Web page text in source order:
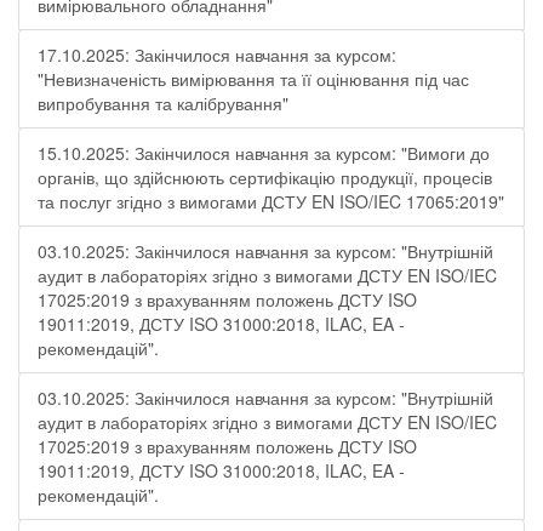
вимірювального обладнання"
17.10.2025: Закінчилося навчання за курсом:
"Невизначеність вимірювання та її оцінювання під час
випробування та калібрування"
15.10.2025: Закінчилося навчання за курсом: "Вимоги до
органів, що здійснюють сертифікацію продукції, процесів
та послуг згідно з вимогами ДСТУ EN ISO/IEC 17065:2019"
03.10.2025: Закінчилося навчання за курсом: "Внутрішній
аудит в лабораторіях згідно з вимогами ДСТУ EN ISO/IEC
17025:2019 з врахуванням положень ДСТУ ISO
19011:2019, ДСТУ ISO 31000:2018, ILAC, EA -
рекомендацій".
03.10.2025: Закінчилося навчання за курсом: "Внутрішній
аудит в лабораторіях згідно з вимогами ДСТУ EN ISO/IEC
17025:2019 з врахуванням положень ДСТУ ISO
19011:2019, ДСТУ ISO 31000:2018, ILAC, EA -
рекомендацій".